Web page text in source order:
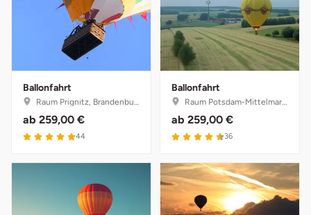
Ballonfahrt
Raum Prignitz, Brandenburg
ab 259,00 €
44
Ballonfahrt
Raum Potsdam-Mittelmark, Brandenburg
ab 259,00 €
36